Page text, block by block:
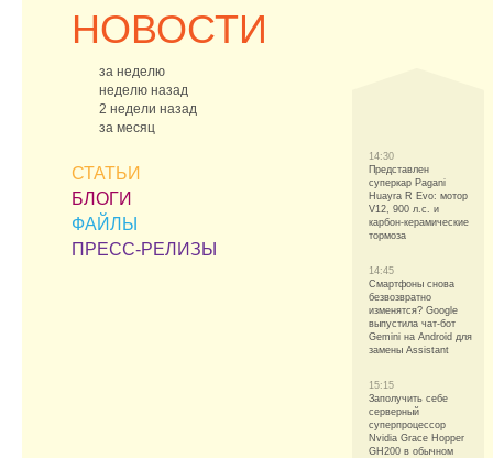
НОВОСТИ
за неделю
неделю назад
2 недели назад
за месяц
СТАТЬИ
БЛОГИ
ФАЙЛЫ
ПРЕСС-РЕЛИЗЫ
14:30
Представлен
суперкар Pagani
Huayra R Evo: мотор
V12, 900 л.с. и
карбон-керамические
тормоза
14:45
Смартфоны снова
безвозвратно
изменятся? Google
выпустила чат-бот
Gemini на Android для
замены Assistant
15:15
Заполучить себе
серверный
суперпроцессор
Nvidia Grace Hopper
GH200 в обычном